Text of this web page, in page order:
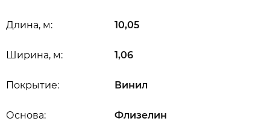
Длина, м: 10,05
Ширина, м: 1,06
Основа: Флизелин
Покрытие: Винил